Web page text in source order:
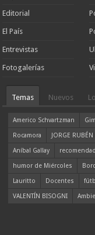
Editorial
El País
Entrevistas
Fotogalerías
Temas Nuevos
Americo Schvartzman
Rocamora
JORGE RUBÉN
Aníbal Gallay
humor de Miércoles
Lauritto
Docentes
VALENTÍN BISOGNI